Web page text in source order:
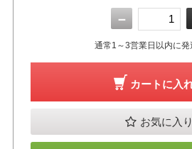
－
通常1～3営業日以内に発
カートに入
お気に入り